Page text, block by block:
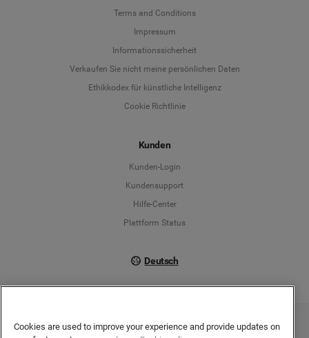
Terms and Conditions
Impressum
Informationssicherheit
Verkaufen Sie nicht meine persönlichen Daten
Ethikkodex für künstliche Intelligenz
Cookie Richtlinie
Kunden
Kunden-Login
Kundensupport
Hilfe-Center
Plattform Status
Deutsch
Deutsch
Copyright © 2026 Brandwatch. Alle Rechte vorbehalten. De-Saint-Exupéry-Straße 10,
Cookies are used to improve your experience and provide updates on